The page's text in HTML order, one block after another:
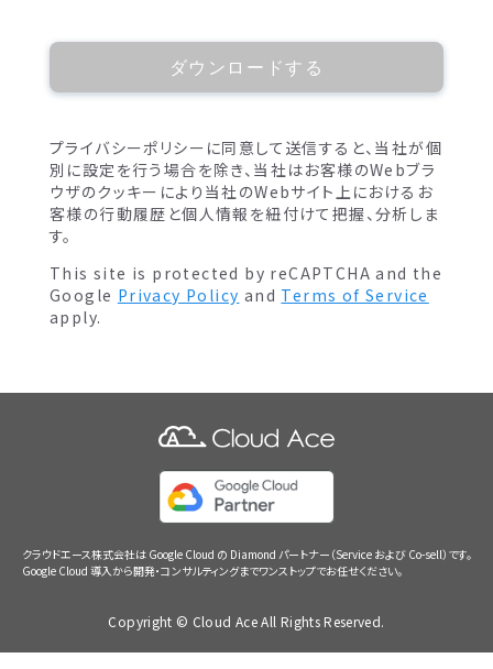
ダウンロードする
プライバシーポリシーに同意して送信すると、当社が個
別に設定を行う場合を除き、当社はお客様のWebブラ
ウザのクッキーにより当社のWebサイト上におけるお
客様の行動履歴と個人情報を紐付けて把握、分析しま
す。
This site is protected by reCAPTCHA and the
Google Privacy Policy and Terms of Service
apply.
クラウドエース株式会社は Google Cloud の Diamond パートナー（Service および Co-sell）です。
Google Cloud 導入から開発・コンサルティングまでワンストップでお任せください。
Copyright © Cloud Ace All Rights Reserved.